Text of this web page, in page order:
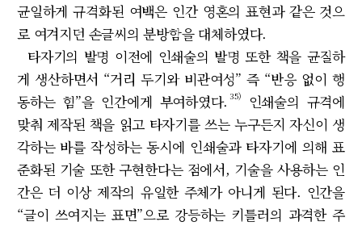
균일하게 규격화된 여백은 인간 영혼의 표현과 같은 것으
로 여겨지던 손글씨의 분방함을 대체하였다.
타자기의 발명 이전에 인쇄술의 발명 또한 책을 균질하
게 생산하면서 “거리 두기와 비관여성” 즉 “반응 없이 행
동하는 힘”을 인간에게 부여하였다. 35)
인쇄술의 규격에
맞춰 제작된 책을 읽고 타자기를 쓰는 누구든지 자신이 생
각하는 바를 작성하는 동시에 인쇄술과 타자기에 의해 표
준화된 기술 또한 구현한다는 점에서, 기술을 사용하는 인
간은 더 이상 제작의 유일한 주체가 아니게 된다. 인간을
“글이 쓰여지는 표면”으로 강등하는 키틀러의 과격한 주